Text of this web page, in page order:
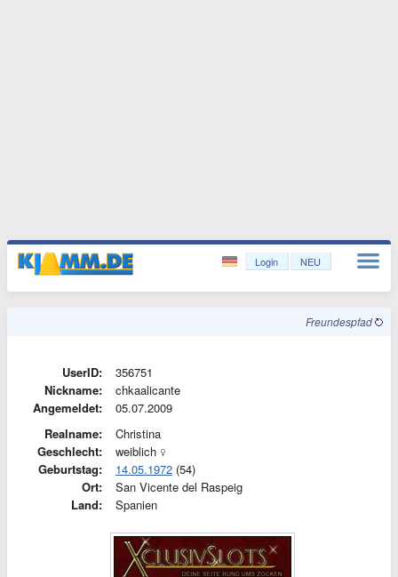
Login NEU
Freundespfad
UserID:
356751
Nickname:
chkaalicante
Angemeldet:
05.07.2009
Realname:
Christina
Geschlecht:
weiblich
Geburtstag:
14.05.1972 (54)
Ort:
San Vicente del Raspeig
Land:
Spanien